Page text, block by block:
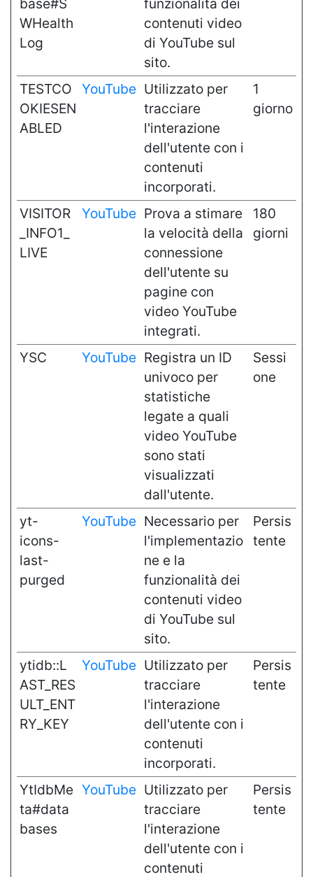
base#S
WHealth
Log
funzionalità dei
contenuti video
di YouTube sul
sito.
TESTCO
OKIESEN
ABLED
YouTube Utilizzato per
tracciare
l'interazione
dell'utente con i
contenuti
incorporati.
1
giorno
VISITOR
_INFO1_
LIVE
YouTube Prova a stimare
la velocità della
connessione
dell'utente su
pagine con
video YouTube
integrati.
180
giorni
YSC YouTube Registra un ID
univoco per
statistiche
legate a quali
video YouTube
sono stati
visualizzati
dall'utente.
Sessi
one
yt-
icons-
last-
purged
YouTube Necessario per
l'implementazio
ne e la
funzionalità dei
contenuti video
di YouTube sul
sito.
Persis
tente
ytidb::L
AST_RES
ULT_ENT
RY_KEY
YouTube Utilizzato per
tracciare
l'interazione
dell'utente con i
contenuti
incorporati.
Persis
tente
YtIdbMe
ta#data
bases
YouTube Utilizzato per
tracciare
l'interazione
dell'utente con i
contenuti
Persis
tente